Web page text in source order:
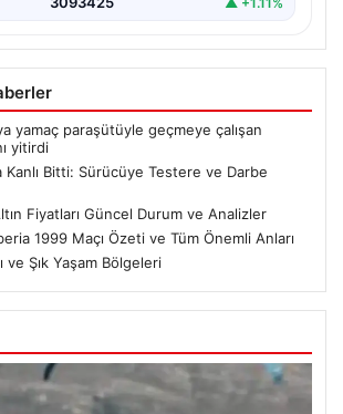
yamaç paraşütüyle geçmeye çalışan
yitirdi
Kanlı Bitti: Sürücüye Testere ve Darbe
Fiyatları Güncel Durum ve Analizler
1999 Maçı Özeti ve Tüm Önemli Anları
ve Şık Yaşam Bölgeleri